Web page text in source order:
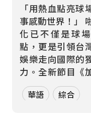
「用熱血點亮球
事感動世界！」 啦啦隊文
化已不僅是球
點，更是引領台
娛樂走向國際的
力。全新節目《
血應援站》，由
張啟樂與影視運
華語 綜合